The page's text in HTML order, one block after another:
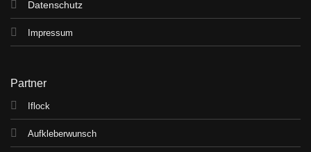
Datenschutz
Impressum
Partner
Iflock
Aufkleberwunsch